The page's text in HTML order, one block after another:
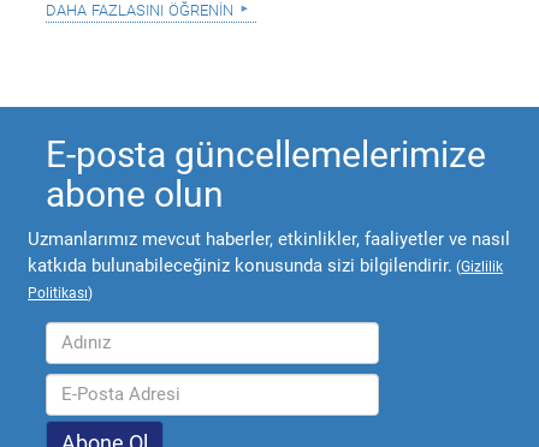
daha fazlasını öğrenin
E-posta güncellemelerimize
abone olun
Uzmanlarımız mevcut haberler, etkinlikler, faaliyetler ve nasıl
katkıda bulunabileceğiniz konusunda sizi bilgilendirir. (Gizlilik
Politikası)